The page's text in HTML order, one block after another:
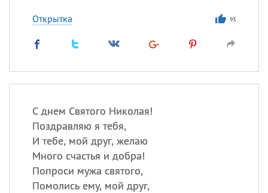
Открытка 93
С днем Святого Николая!
Поздравляю я тебя,
И тебе, мой друг, желаю
Много счастья и добра!
Попроси мужа святого,
Помолись ему, мой друг,